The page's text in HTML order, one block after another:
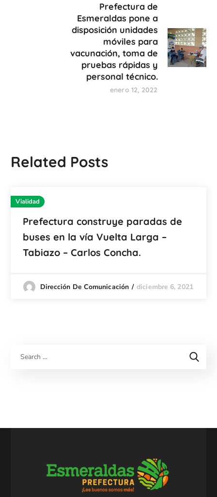
Prefectura de
Esmeraldas pone a
disposición unidades
móviles para
vacunación, toma de
pruebas rápidas y
personal técnico.
enero 12, 2022
Related Posts
Vialidad
Prefectura construye paradas de
buses en la vía Vuelta Larga –
Tabiazo – Carlos Concha.
Dirección De Comunicación diciembre 6, 2021